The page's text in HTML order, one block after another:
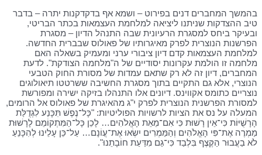
בהמשך המחברים דנים בפירוט – ושמא אף בדקדקנות יתרה – בדבר
טיב ההצדקות שניתנו ליציאה למלחמת העצמאות בכתר הבריטי,
ובעיקר ביחס למסגרת הרעיונית שבה התנהל הדיון – מסגרת
הפרשנות הנוצרית לפרק מאיגרותיו של פאולוס שבברית החדשה.
למלחמת העצמאות קדם דיון ציבורי ערני ומעמיק בשאלה האם
מלחמה זו הולמת עקרונות יסודיים של ה"מלחמה הצודקת". לדעת
המחברים, דיון זה לא רק שתאם עמדות של מסורת החוק הטבעי
הנוצרי, אלא גם התקיים בתוך מסגרת החשיבה ששרטטו תיאולוגים
נוצריים כתומס אקווינס. דיונים אלו התנהלו בזיקה ישירה ומפורשת
למסורת הפרשנית הנוצרית לפרק י"ג מהאיגרת של פאולוס אל הרומים,
המעלה על נס את הציות לרשויות הפוליטיות: "כָּל־נֶפֶשׁ תִּכָּנַע לִגְדֻלַּת
הָרָשֻׁיּוֹת כִּי־אֵין רָשׁוּת כִּי אִם־מֵאֵת הָאֱלֹהִים… לָכֵן כָּל־הַמִּתְקוֹמֵם לָרָשׁוּת
מַמְרֶה אֶת־פִּי הָאֱלֹהִים וְהַמַּמְרִים יִשְׂאוּ אֶת־עֲוֹנָם… עַל־כֵּן עָלֵינוּ לְהִכָּנֵעַ
לֹא בַעֲבוּר הַקֶּצֶף בִּלְבַד כִּי־גַם מִדַּעַת חוֹבָתֵנוּ".